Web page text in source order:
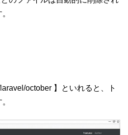
october 】といれると、ト